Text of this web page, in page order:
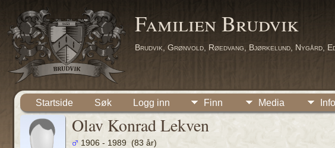
Familien Brudvik
Brudvik, Grønvold, Røedvang, Bjørkelund, Nygård,
Startside Søk Logg inn Finn Media Info
Olav Konrad Lekven
1906 - 1989 (83 år)